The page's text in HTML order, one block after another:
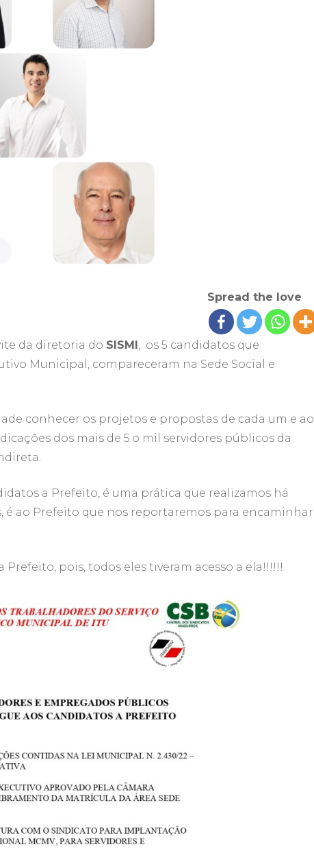
Spread the love
da diretoria do SISMI , os 5 candidatos que
Municipal, compareceram na Sede Social e
conhecer os projetos e propostas de cada um e ao
dos mais de 5.o mil servidores públicos da
a Prefeito, é uma prática que realizamos há
é ao Prefeito que nos reportaremos para encaminhar
pois, todos eles tiveram acesso a ela!!!!!!